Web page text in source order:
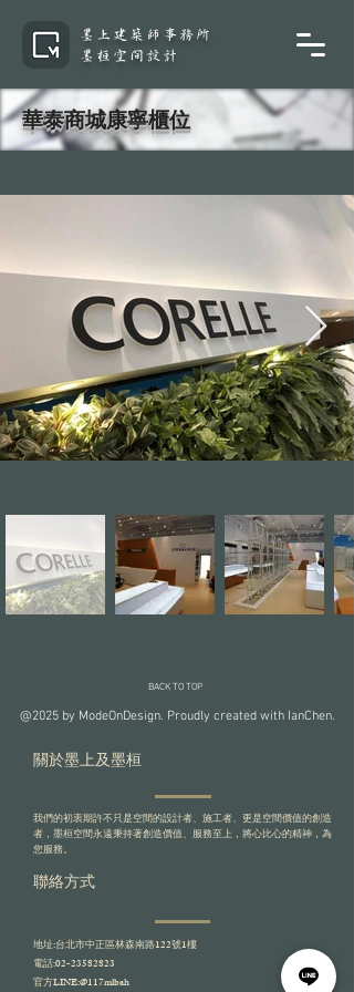
墨上建築師事務所
墨桓空間設計
華泰商城康寧櫃位
BACK TO TOP
@2025 by ModeOnDesign. Proudly created with IanChen.
關於墨上及墨桓
我們的初衷期許不只是空間的設計者、施工者、更是空間價值的創造
者，墨桓空間永遠秉持著創造價值、服務至上，將心比心的精神，為
您服務。
​聯絡方式
地址:台北市中正區林森南路122號1樓
電話:02-23582823
​官方LINE:@117mlbah